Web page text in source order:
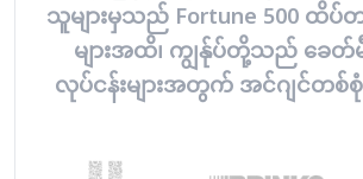
သူများမှသည် Fortune 500 ထိပ်
များအထိ၊ ကျွန်ုပ်တို့သည် ခေတ်
လုပ်ငန်းများအတွက် အင်ဂျင်တစ်စုံ